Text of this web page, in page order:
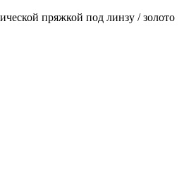
пряжкой под линзу / золото